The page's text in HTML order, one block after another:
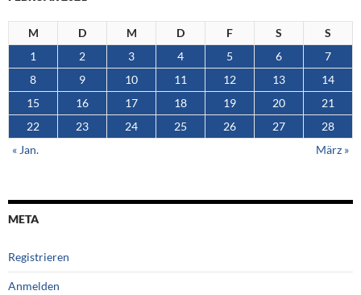
M D M D F S
S
1
2 3 4 5 6
7
8
9 10 11 12 13
14
15
16 17 18 19 20
21
22
23 24 25 26 27
28
« Jan.
März »
META
Registrieren
Anmelden